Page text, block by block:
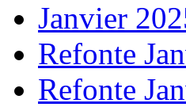
Janvier
Refonte
Refonte